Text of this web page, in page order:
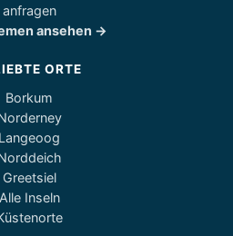
anfragen
ansehen →
ORTE
Borkum
Langeoog
Greetsiel
Alle Inseln